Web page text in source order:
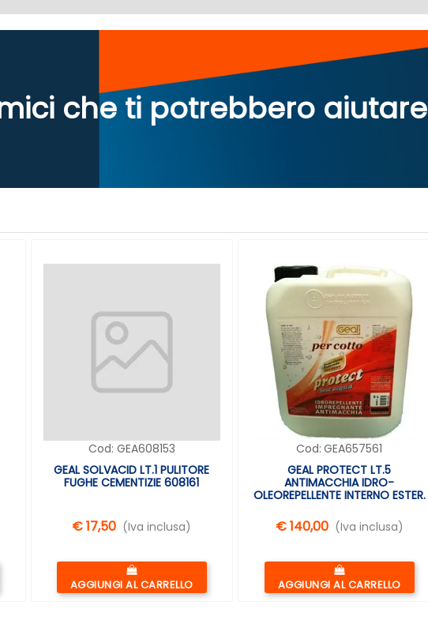
che ti potrebbero aiutare
Cod: GEA608153
GEAL SOLVACID LT.1 PULITORE
FUGHE CEMENTIZIE 608161
€ 17,50 (Iva inclusa)
Quantità
AGGIUNGI AL CARRELLO
Cod: GEA657561
GEAL PROTECT LT.5
ANTIMACCHIA IDRO-
OLEOREPELLENTE INTERNO ESTER.
€ 140,00 (Iva inclusa)
Quantità
AGGIUNGI AL CARRELLO